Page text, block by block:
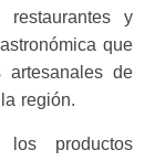
y
que
artesanales de
región.
productos